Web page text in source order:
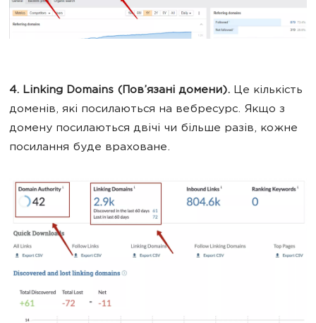
4. Linking Domains (Пов’язані домени). Це кількість
доменів, які посилаються на вебресурс. Якщо з
домену посилаються двічі чи більше разів, кожне
посилання буде враховане.